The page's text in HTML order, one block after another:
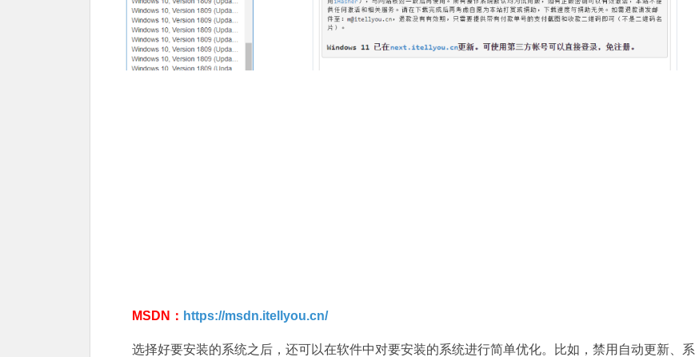
MSDN： https://msdn.itellyou.cn/
选择好要安装的系统之后，还可以在软件中对要安装的系统进行简单优化。比如，禁用自动更新、系